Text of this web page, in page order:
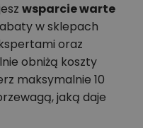
wsparcie warte
w sklepach
oraz
obniżą koszty
maksymalnie 10
jaką daje